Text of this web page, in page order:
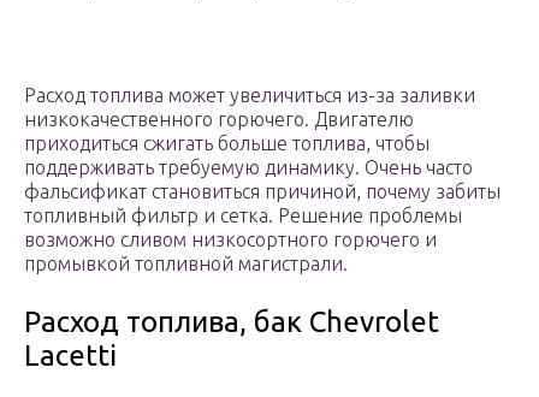
Расход топлива может увеличиться из-за заливки
низкокачественного горючего. Двигателю
приходиться сжигать больше топлива, чтобы
поддерживать требуемую динамику. Очень часто
фальсификат становиться причиной, почему забиты
топливный фильтр и сетка. Решение проблемы
возможно сливом низкосортного горючего и
промывкой топливной магистрали.
Расход топлива, бак Chevrolet
Lacetti